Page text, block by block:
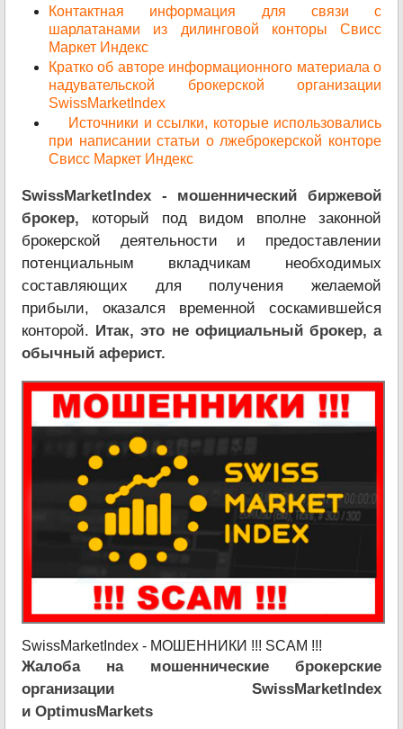
Контактная информация для связи с
шарлатанами из дилинговой конторы Свисс
Маркет Индекс
Кратко об авторе информационного материала о
надувательской брокерской организации
SwissMarketIndex
Источники и ссылки, которые использовались
при написании статьи о лжеброкерской конторе
Свисс Маркет Индекс
SwissMarketIndex - мошеннический биржевой
брокер, который под видом вполне законной
брокерской деятельности и предоставлении
потенциальным вкладчикам необходимых
составляющих для получения желаемой
прибыли, оказался временной соскамившейся
конторой. Итак, это не официальный брокер, а
обычный аферист.
SwissMarketIndex - МОШЕННИКИ !!! SCAM !!!
Жалоба на мошеннические брокерские
организации SwissMarketIndex
и OptimusMarkets